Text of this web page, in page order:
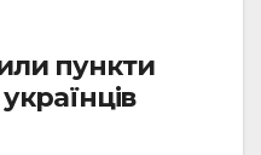
пункти